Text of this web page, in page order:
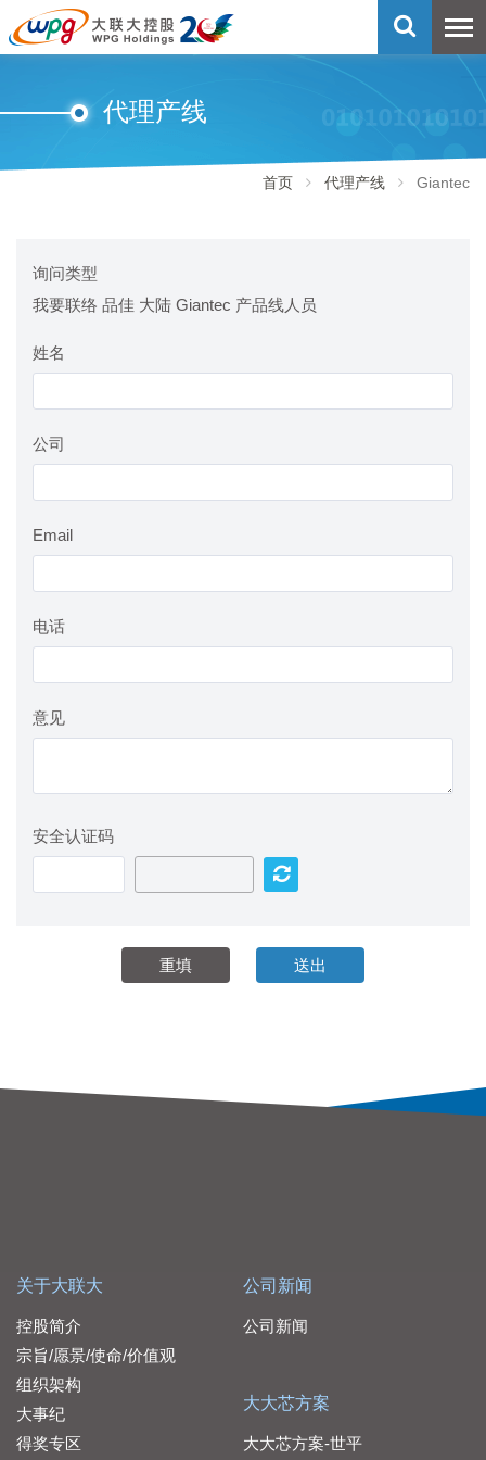
代理产线
首页 代理产线 Giantec
询问类型
我要联络 品佳 大陆 Giantec 产品线人员
姓名
公司
Email
电话
意见
安全认证码
关于大联大
控股简介
宗旨/愿景/使命/价值观
组织架构
大事纪
得奖专区
公司新闻
公司新闻
大大芯方案
大大芯方案-世平